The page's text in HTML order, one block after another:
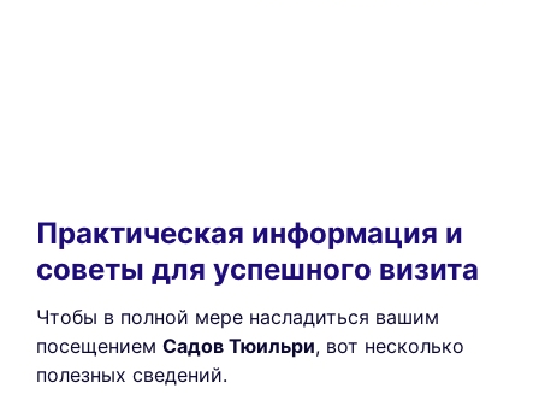
Практическая информация и
советы для успешного визита
Чтобы в полной мере насладиться вашим
посещением Садов Тюильри, вот несколько
полезных сведений.